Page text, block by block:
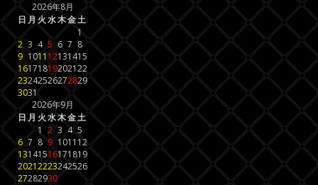
2026年8月
日月火水木金土
1
2 3 4 5 6 7 8
9 1011 12131415
16171819202122
23242526272829
3031
2026年9月
日月 火水木金土
1 2 3 4 5
6 7 8 9 1011 12
13141516171819
20212223242526
27282930